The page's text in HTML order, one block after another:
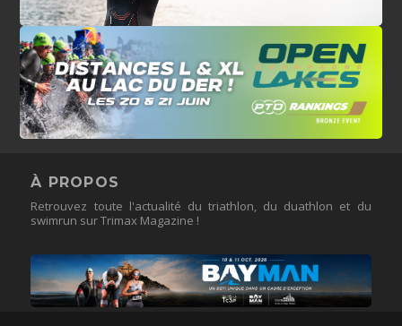
À PROPOS
Retrouvez toute l'actualité du triathlon, du duathlon et du
swimrun sur Trimax Magazine !